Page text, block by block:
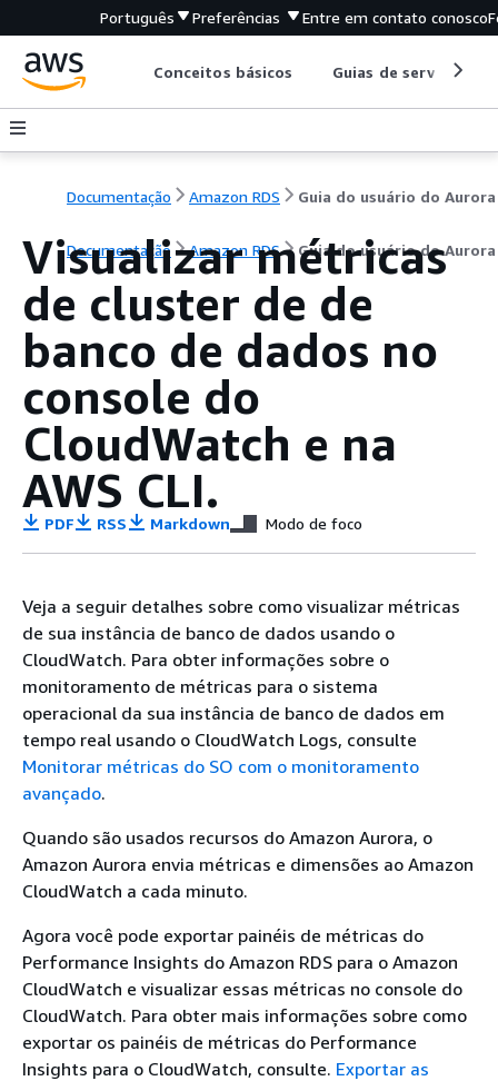
Português Preferências Entre em contato conosco
Conceitos básicos Guias de serviço
Documentação Amazon RDS Guia do usuário do Aurora
Documentação Amazon RDS Guia do usuário do Aurora
Visualizar métricas
de cluster de de
banco de dados no
console do
CloudWatch e na
AWS CLI.
PDF RSS Markdown Modo de foco
Veja a seguir detalhes sobre como visualizar métricas
de sua instância de banco de dados usando o
CloudWatch. Para obter informações sobre o
monitoramento de métricas para o sistema
operacional da sua instância de banco de dados em
tempo real usando o CloudWatch Logs, consulte
Monitorar métricas do SO com o monitoramento
avançado.
Quando são usados recursos do Amazon Aurora, o
Amazon Aurora envia métricas e dimensões ao Amazon
CloudWatch a cada minuto.
Agora você pode exportar painéis de métricas do
Performance Insights do Amazon RDS para o Amazon
CloudWatch e visualizar essas métricas no console do
CloudWatch. Para obter mais informações sobre como
exportar os painéis de métricas do Performance
Insights para o CloudWatch, consulte. Exportar as